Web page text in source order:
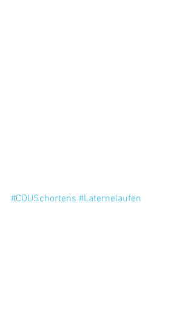
#CDUSchortens #Laternelaufen